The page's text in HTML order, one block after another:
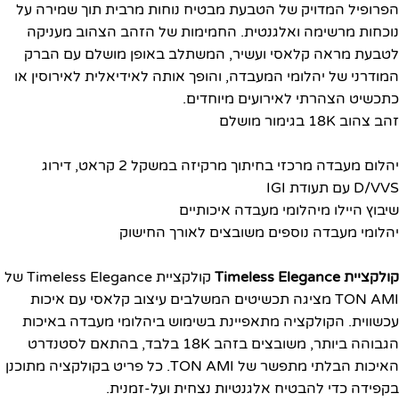
הפרופיל המדויק של הטבעת מבטיח נוחות מרבית תוך שמירה על
נוכחות מרשימה ואלגנטית. החמימות של הזהב הצהוב מעניקה
לטבעת מראה קלאסי ועשיר, המשתלב באופן מושלם עם הברק
המודרני של יהלומי המעבדה, והופך אותה לאידיאלית לאירוסין או
כתכשיט הצהרתי לאירועים מיוחדים.
זהב צהוב 18K בגימור מושלם
יהלום מעבדה מרכזי בחיתוך מרקיזה במשקל 2 קראט, דירוג
D/VVS עם תעודת IGI
שיבוץ היילו מיהלומי מעבדה איכותיים
יהלומי מעבדה נוספים משובצים לאורך החישוק
קולקציית Timeless Elegance
קולקציית Timeless Elegance של
TON AMI מציגה תכשיטים המשלבים עיצוב קלאסי עם איכות
עכשווית. הקולקציה מתאפיינת בשימוש ביהלומי מעבדה באיכות
הגבוהה ביותר, משובצים בזהב 18K בלבד, בהתאם לסטנדרט
האיכות הבלתי מתפשר של TON AMI. כל פריט בקולקציה מתוכנן
בקפידה כדי להבטיח אלגנטיות נצחית ועל-זמנית.